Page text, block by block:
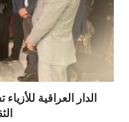
الدار العراقية